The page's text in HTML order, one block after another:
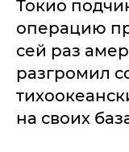
Токио
операцию
сей раз
разгромил
на своих